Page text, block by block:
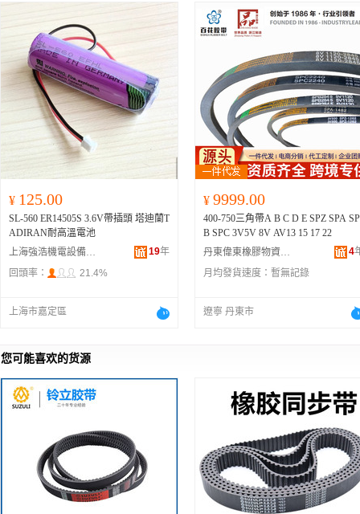
¥ 125.00
SL-560 ER14505S 3.6V帶插頭 塔迪蘭T
ADIRAN耐高溫電池
上海強浩機電設備有限公司
19年
回頭率：
21.4%
上海市嘉定區
¥ 9999.00
400-750三角帶A B C D E SPZ SPA SP
B SPC 3V5V 8V AV13 15 17 22
丹東偉東橡膠物資有限公司
4
月均發貨速度： 暫無記錄
遼寧 丹東市
您可能喜欢的货源